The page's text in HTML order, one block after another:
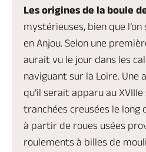
Les origines de la boule
mystérieuses, bien que l’on
en Anjou. Selon une
aurait vu le jour dans les
naviguant sur la Loire. Une
qu’il serait apparu au
tranchées creusées le long
à partir de roues usées
roulements à billes de